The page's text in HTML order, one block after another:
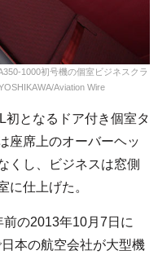
1000初号機の個室ビジネスクラ
Aviation Wire
となるドア付き個室タ
座席上のオーバーヘッ
くし、ビジネスは窓側
に仕上げた。
の2013年10月7日に
本の航空会社が大型機